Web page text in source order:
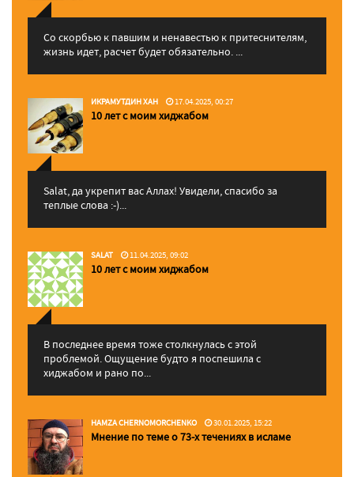
Со скорбью к павшим и ненавестью к притеснителям,
жизнь идет, расчет будет обязательно. ...
ИКРАМУТДИН ХАН 17.04.2025, 00:27
10 лет с моим хиджабом
Salat, да укрепит вас Аллаx! Увидели, спасибо за
теплые слова :-)...
SALAT 11.04.2025, 09:02
10 лет с моим хиджабом
В последнее время тоже столкнулась с этой
проблемой. Ощущение будто я поспешила с
хиджабом и рано по...
HAMZA CHERNOMORCHENKO 30.01.2025, 15:22
Мнение по теме о 73-х течениях в исламе